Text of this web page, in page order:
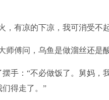
有凉的下凉，我可消受不起
傅问，乌鱼是做溜丝还是
：“不必做饭了。舅妈，
得走了。”